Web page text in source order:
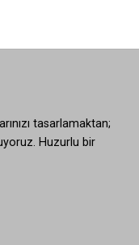
tasarlamaktan;
Huzurlu bir